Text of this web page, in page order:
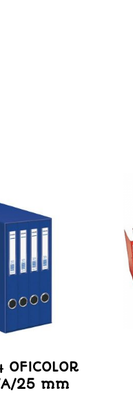
OFICOLOR
A/25 mm